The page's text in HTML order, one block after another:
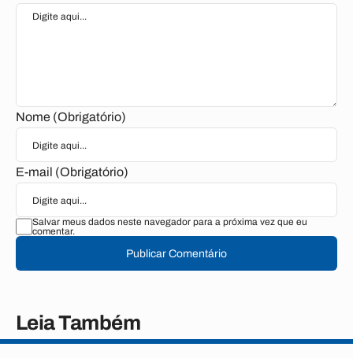
Nome (Obrigatório)
E-mail (Obrigatório)
Salvar meus dados neste navegador para a próxima vez que eu
comentar.
Publicar Comentário
Leia Também